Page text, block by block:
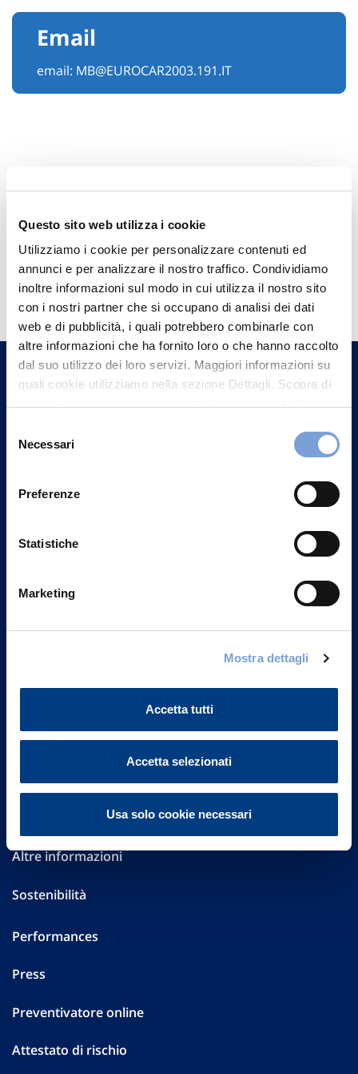
Questo sito web utilizza i cookie
Utilizziamo i cookie per personalizzare contenuti ed
annunci e per analizzare il nostro traffico. Condividiamo
inoltre informazioni sul modo in cui utilizza il nostro sito
con i nostri partner che si occupano di analisi dei dati
web e di pubblicità, i quali potrebbero combinarle con
altre informazioni che ha fornito loro o che hanno raccolto
dal suo utilizzo dei loro servizi. Maggiori informazioni su
quali cookie utilizziamo nella sezione Dettagli. Scopra di
può trovare nel footer del sito nella sezione "Informativa
delNecessari
Preferenze
Statistiche
Marketing
Mostra dettagli
Accetta tutti
Accetta selezionati
Usa solo cookie necessari
Email
email: MB@EUROCAR2003.191.IT
Hai bisogno di
informazioni?
Trova l'Agenzia più vicina a te e parla con
un nostro Agente.
FAQ
Governance
Investor Relations
Altre informazioni
Sostenibilità
Performances
Press
Preventivatore online
Attestato di rischio